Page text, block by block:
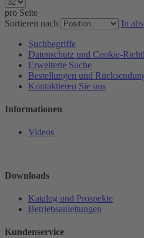
pro Seite
Sortieren nach
In
Suchbegriffe
Datenschutz und Cookie-
Erweiterte Suche
Bestellungen und
Kontaktieren Sie uns
Informationen
Videos
Downloads
Katalog und Prospekte
Betriebsanleitungen
Kundenservice